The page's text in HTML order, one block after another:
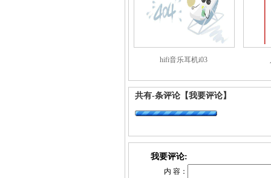
hifi音乐耳机i03
共有-条评论 【我要评论】
我要评论:
内 容：